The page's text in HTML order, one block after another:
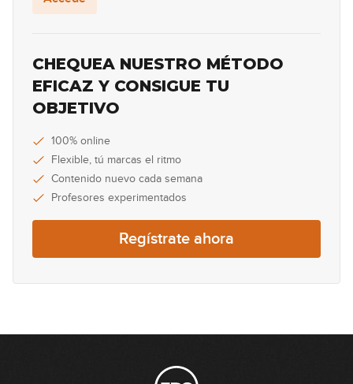
27
09:32
El acorde bVI7
CHEQUEA NUESTRO MÉTODO
EFICAZ Y CONSIGUE TU
OBJETIVO
100% online
Flexible, tú marcas el ritmo
Contenido nuevo cada semana
Profesores experimentados
Regístrate ahora